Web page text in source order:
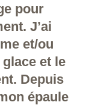
pour
J’ai
et/ou
et le
Depuis
épaule